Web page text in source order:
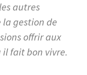
autres
gestion de
offrir aux
il fait bon vivre.